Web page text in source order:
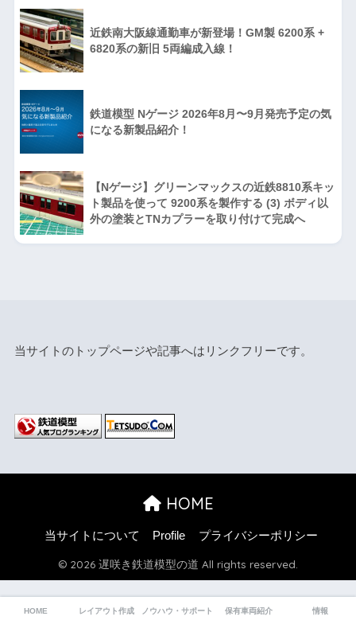
近鉄南大阪線通勤車が新登場！GM製 6200系 +
6820系の新旧 5両編成入線！
鉄道模型 Nゲージ 2026年8月〜9月発売予定の気
になる新製品紹介！
【Nゲージ】グリーンマックスの近鉄8810系キッ
ト製品を使って 9200系を製作する (3) ボディ以
外の塗装とTNカプラーを取り付けて完成へ
当サイトのトップページや記事へはリンクフリーです。
HOME
当サイトについて Profile プライバシーポリシー
© 2026 遅咲き鉄道模型の道 All rights reserved.
HOME レイアウト作成 ノウハウ・サポート 保有車両紹介 情報